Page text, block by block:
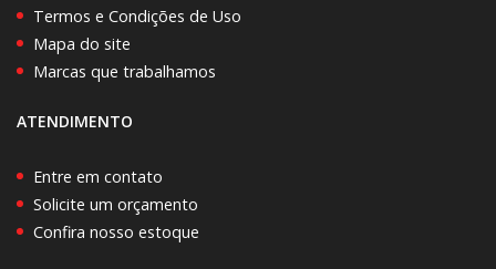
Termos e Condições de Uso
Mapa do site
Marcas que trabalhamos
ATENDIMENTO
Entre em contato
Solicite um orçamento
Confira nosso estoque